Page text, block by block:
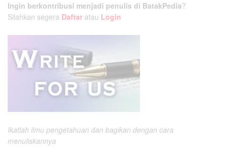
Ingin berkontribusi menjadi penulis di BatakPedia?
Silahkan segera Daftar atau Login
Ikatlah ilmu pengetahuan dan bagikan dengan cara
menuliskannya